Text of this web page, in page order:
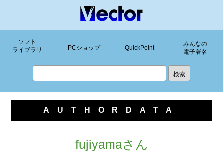
ソフト
ライブラリ
PCショップ QuickPoint
みんなの
電子署名
AUTHORDATA
fujiyamaさん